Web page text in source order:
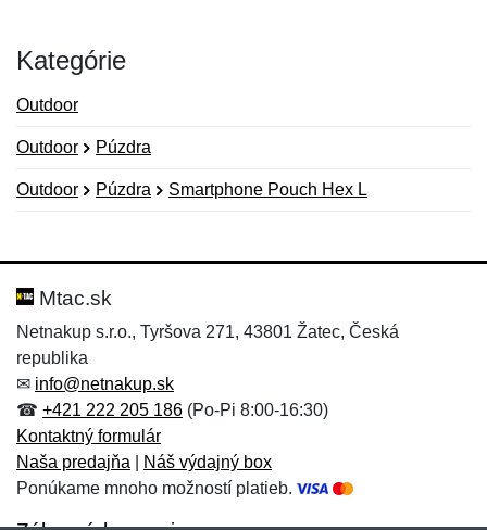
Kategórie
Outdoor
Outdoor Púzdra
Outdoor Púzdra Smartphone Pouch Hex L
Hodnotenie:
Meno:*
E-mail:
Meno:
E-mail:*
Správa*
Mtac.sk
Netnakup s.r.o., Tyršova 271, 43801 Žatec, Česká
republika
✉ info@netnakup.sk
☎ +421 222 205 186 (Po-Pi 8:00-16:30)
Kontaktný formulár
Naša predajňa
Náš výdajný box
Ponúkame mnoho možností platieb.